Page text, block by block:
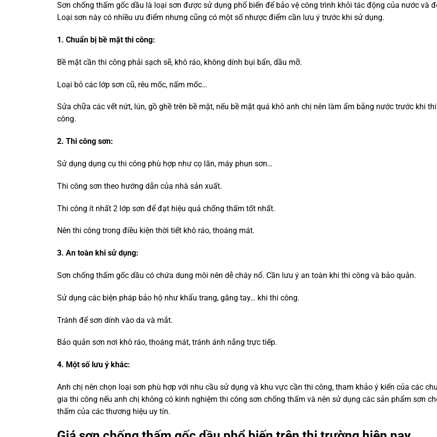
Sơn chống thấm gốc dầu là loại sơn được sử dụng phổ biến để bảo vệ công trình khỏi tác động của nước và
Loại sơn này có nhiều ưu điểm nhưng cũng có một số nhược điểm cần lưu ý trước khi sử dụng.
1. Chuẩn bị bề mặt thi công:
Bề mặt cần thi công phải sạch sẽ, khô ráo, không dính bụi bẩn, dầu mỡ.
Loại bỏ các lớp sơn cũ, rêu mốc, nấm mốc…
Sửa chữa các vết nứt, lún, gồ ghề trên bề mặt, nếu bề mặt quá khô anh chị nên làm ẩm bằng nước trước khi thi
công.
2. Thi công sơn:
Sử dụng dụng cụ thi công phù hợp như cọ lăn, máy phun sơn…
Thi công sơn theo hướng dẫn của nhà sản xuất.
Thi công ít nhất 2 lớp sơn để đạt hiệu quả chống thấm tốt nhất.
Nên thi công trong điều kiện thời tiết khô ráo, thoáng mát.
3. An toàn khi sử dụng:
Sơn chống thấm gốc dầu có chứa dung môi nên dễ cháy nổ. Cần lưu ý an toàn khi thi công và bảo quản.
Sử dụng các biện pháp bảo hộ như khẩu trang, găng tay… khi thi công.
Tránh để sơn dính vào da và mắt.
Bảo quản sơn nơi khô ráo, thoáng mát, tránh ánh nắng trực tiếp.
4. Một số lưu ý khác:
Anh chị nên chọn loại sơn phù hợp với nhu cầu sử dụng và khu vực cần thi công, tham khảo ý kiến của các
gia thi công nếu anh chị không có kinh nghiệm thi công sơn chống thấm và nên sử dụng các sản phẩm sơn
thấm của các thương hiệu uy tín.